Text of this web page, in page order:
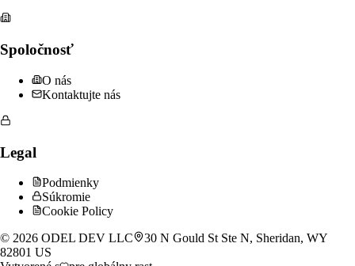
Spoločnosť
O nás
Kontaktujte nás
Legal
Podmienky
Súkromie
Cookie Policy
© 2026 ODEL DEV LLC
30 N Gould St Ste N, Sheridan, WY
82801 US